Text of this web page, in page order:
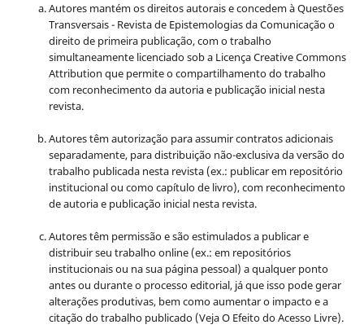
Autores mantém os direitos autorais e concedem à Questões
Transversais - Revista de Epistemologias da Comunicação o
direito de primeira publicação, com o trabalho
simultaneamente licenciado sob a Licença Creative Commons
Attribution que permite o compartilhamento do trabalho
com reconhecimento da autoria e publicação inicial nesta
revista.
Autores têm autorização para assumir contratos adicionais
separadamente, para distribuição não-exclusiva da versão do
trabalho publicada nesta revista (ex.: publicar em repositório
institucional ou como capítulo de livro), com reconhecimento
de autoria e publicação inicial nesta revista.
Autores têm permissão e são estimulados a publicar e
distribuir seu trabalho online (ex.: em repositórios
institucionais ou na sua página pessoal) a qualquer ponto
antes ou durante o processo editorial, já que isso pode gerar
alterações produtivas, bem como aumentar o impacto e a
citação do trabalho publicado (Veja O Efeito do Acesso Livre).